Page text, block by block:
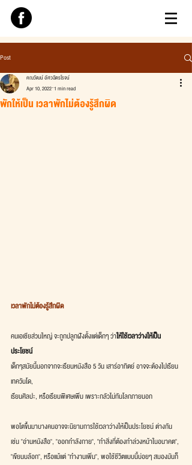
Post
พักให้เป็น เวลาพักไม่ต้องรู้สึกผิด
คณวัฒน์ อัศวฉัตรโรจน์
Apr 10, 2022 1 min read
เวลาพักไม่ต้องรู้สึกผิด
คนเอเชียส่วนใหญ่ จะถูกปลูกฝังตั้งแต่เด็กๆ ว่าให้ใช้เวลาว่างให้เป็น
ประโยชน์
เด็กๆสมัยนี้นอกจากจะเรียนหนังสือ 5 วัน เสาร์อาทิตย์ อาจจะต้องไปเรียน
เทควันโด,
เรียนศิลปะ, หรือเรียนพิเศษเพิ่ม เพราะกลัวไม่ทันโลกภายนอก
พอโตขึ้นมาบางคนอาจจะนิยามการใช้เวลาว่างให้เป็นประโยชน์ ต่างกัน
เช่น "อ่านหนังสือ", "ออกกำลังกาย", "ทำสิ่งที่ต้องทำล่วงหน้าในอนาคต",
"เขียนบล้อก", หรือแม้แต่ "ทำงานเพิ่ม", พอใช้ชีวิตแบบนี้บ่อยๆ สมองมันก็